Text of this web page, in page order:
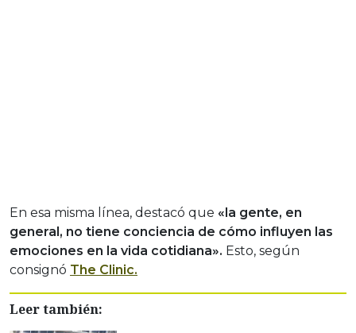
En esa misma línea, destacó que «la gente, en
general, no tiene conciencia de cómo influyen las
emociones en la vida cotidiana». Esto, según
consignó The Clinic.
Leer también: